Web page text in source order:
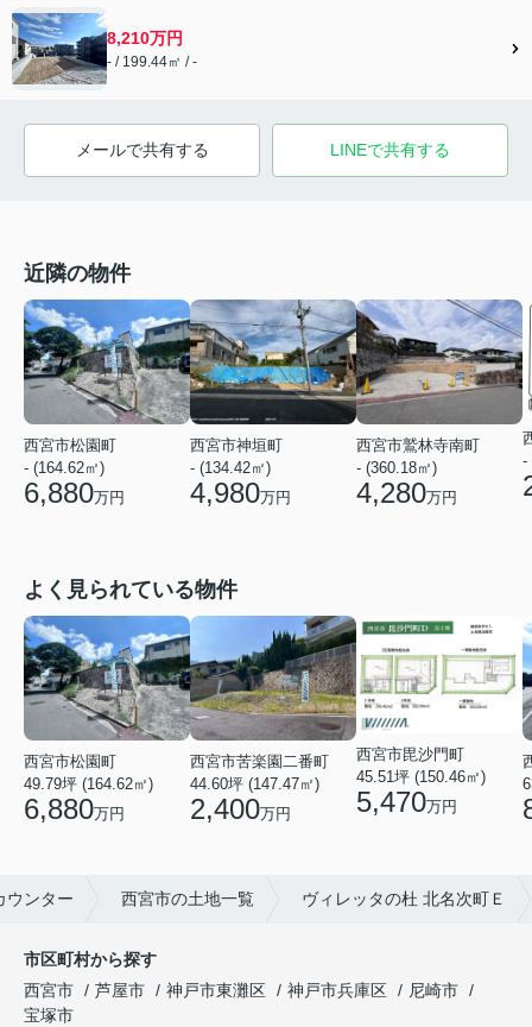
8,210万円
- / 199.44㎡ / -
メールで共有する LINEで共有する
近隣の物件
西宮市松園町
- (164.62㎡)
6,880万円
西宮市神垣町
- (134.42㎡)
4,980万円
西宮市鷲林寺南町
- (360.18㎡)
4,280万円
-
よく見られている物件
西宮市松園町
49.79坪 (164.62㎡)
6,880万円
西宮市苦楽園二番町
44.60坪 (147.47㎡)
2,400万円
西宮市毘沙門町
45.51坪 (150.46㎡)
5,470万円
ウンター 西宮市の土地一覧 ヴィレッタの杜 北名次町Ｅ
市区町村から探す
西宮市
芦屋市 神戸市東灘区 神戸市兵庫区
尼崎市
宝塚市